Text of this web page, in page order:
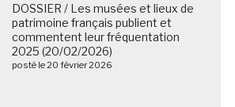
DOSSIER / Les musées et lieux de
patrimoine français publient et
commentent leur fréquentation
2025 (20/02/2026)
posté le 20 février 2026